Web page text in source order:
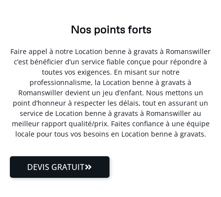
Nos points forts
Faire appel à notre Location benne à gravats à Romanswiller
c’est bénéficier d’un service fiable conçue pour répondre à
toutes vos exigences. En misant sur notre
professionnalisme, la Location benne à gravats à
Romanswiller devient un jeu d’enfant. Nous mettons un
point d’honneur à respecter les délais, tout en assurant un
service de Location benne à gravats à Romanswiller au
meilleur rapport qualité/prix. Faites confiance à une équipe
locale pour tous vos besoins en Location benne à gravats.
DEVIS GRATUIT